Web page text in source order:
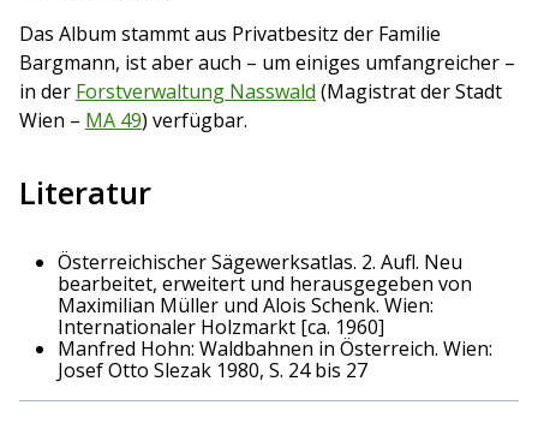
Das Album stammt aus Privatbesitz der Familie
Bargmann, ist aber auch – um einiges umfangreicher –
in der Forstverwaltung Nasswald (Magistrat der Stadt
Wien – MA 49) verfügbar.
Literatur
Österreichischer Sägewerksatlas. 2. Aufl. Neu
bearbeitet, erweitert und herausgegeben von
Maximilian Müller und Alois Schenk. Wien:
Internationaler Holzmarkt [ca. 1960]
Manfred Hohn: Waldbahnen in Österreich. Wien:
Josef Otto Slezak 1980, S. 24 bis 27